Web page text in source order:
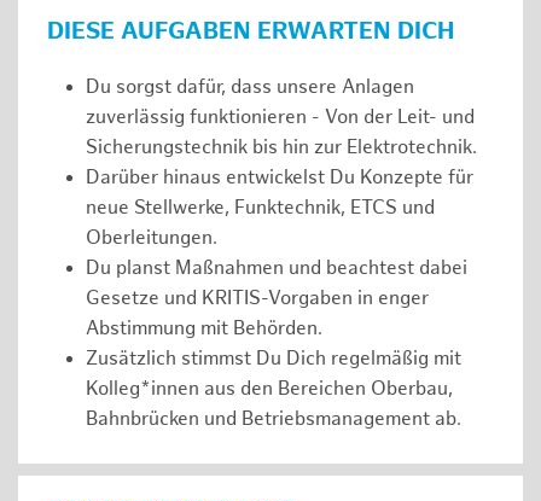
DIESE AUFGABEN ERWARTEN DICH
Du sorgst dafür, dass unsere Anlagen
zuverlässig funktionieren - Von der Leit- und
Sicherungstechnik bis hin zur Elektrotechnik.
Darüber hinaus entwickelst Du Konzepte für
neue Stellwerke, Funktechnik, ETCS und
Oberleitungen.
Du planst Maßnahmen und beachtest dabei
Gesetze und KRITIS-Vorgaben in enger
Abstimmung mit Behörden.
Zusätzlich stimmst Du Dich regelmäßig mit
Kolleg*innen aus den Bereichen Oberbau,
Bahnbrücken und Betriebsmanagement ab.